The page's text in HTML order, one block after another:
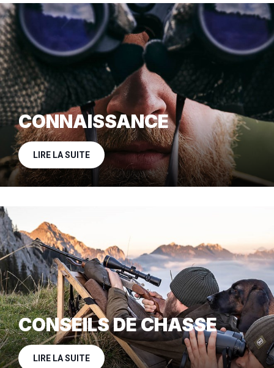
CONNAISSANCE
LIRE LA SUITE
CONSEILS DE CHASSE
LIRE LA SUITE